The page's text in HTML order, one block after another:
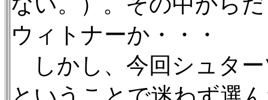
ウィトナーか・・・
しかし、今回シュタ